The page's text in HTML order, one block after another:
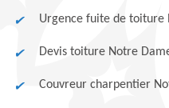
Urgence fuite de toiture
Devis toiture Notre
Couvreur charpentier